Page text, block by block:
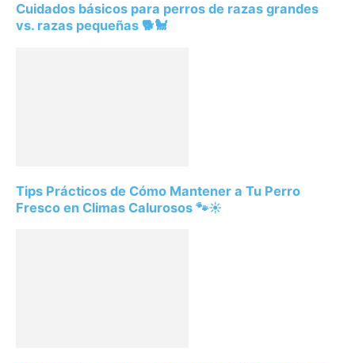
Cuidados básicos para perros de razas grandes
vs. razas pequeñas 🐕🐩
Tips Prácticos de Cómo Mantener a Tu Perro
Fresco en Climas Calurosos 🐾☀️